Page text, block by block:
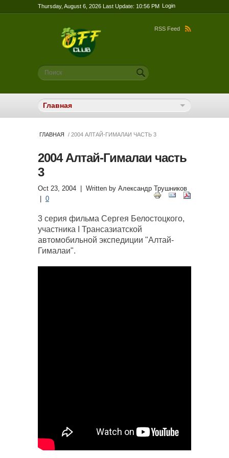
Thursday, August 6, 2026 Last Update: 10:56 PM Login
RSS Feed
Форма поиска
Поиск
ГЛАВНАЯ / 2004 АЛТАЙ-ГИМАЛАИ ЧАСТЬ 3
2004 Алтай-Гималаи часть
3
Oct 23, 2004 | Written by Александр Трушников
0
3 серия фильма Сергея Белостоцкого,
участника I Трансазиатской
автомобильной экспедиции "Алтай-
Гималаи".